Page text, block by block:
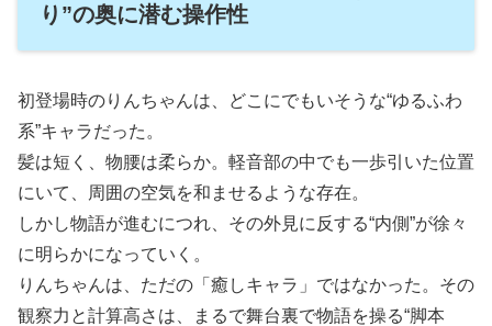
り”の奥に潜む操作性
初登場時のりんちゃんは、どこにでもいそうな“ゆるふわ
系”キャラだった。
髪は短く、物腰は柔らか。軽音部の中でも一歩引いた位置
にいて、周囲の空気を和ませるような存在。
しかし物語が進むにつれ、その外見に反する“内側”が徐々
に明らかになっていく。
りんちゃんは、ただの「癒しキャラ」ではなかった。その
観察力と計算高さは、まるで舞台裏で物語を操る“脚本